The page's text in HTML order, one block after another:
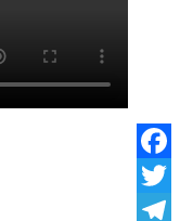
Facebook
Twitter